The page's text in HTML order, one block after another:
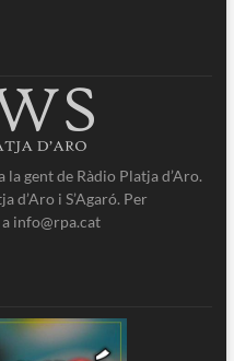
gent de Ràdio Platja d’Aro.
d’Aro i S’Agaró. Per
info@rpa.cat